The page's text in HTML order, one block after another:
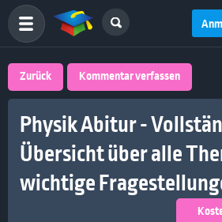
Zurück Kommentar verfassen
Physik Abitur -
Übersicht über alle
wichtige